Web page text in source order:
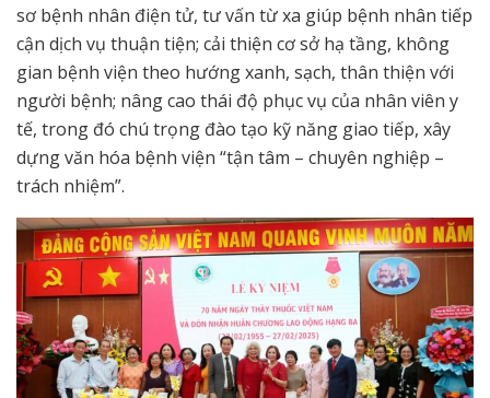
sơ bệnh nhân điện tử, tư vấn từ xa giúp bệnh nhân tiếp
cận dịch vụ thuận tiện; cải thiện cơ sở hạ tầng, không
gian bệnh viện theo hướng xanh, sạch, thân thiện với
người bệnh; nâng cao thái độ phục vụ của nhân viên y
tế, trong đó chú trọng đào tạo kỹ năng giao tiếp, xây
dựng văn hóa bệnh viện “tận tâm – chuyên nghiệp –
trách nhiệm”.